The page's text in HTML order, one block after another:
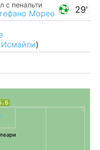
29'
с пенальти
Морео
)